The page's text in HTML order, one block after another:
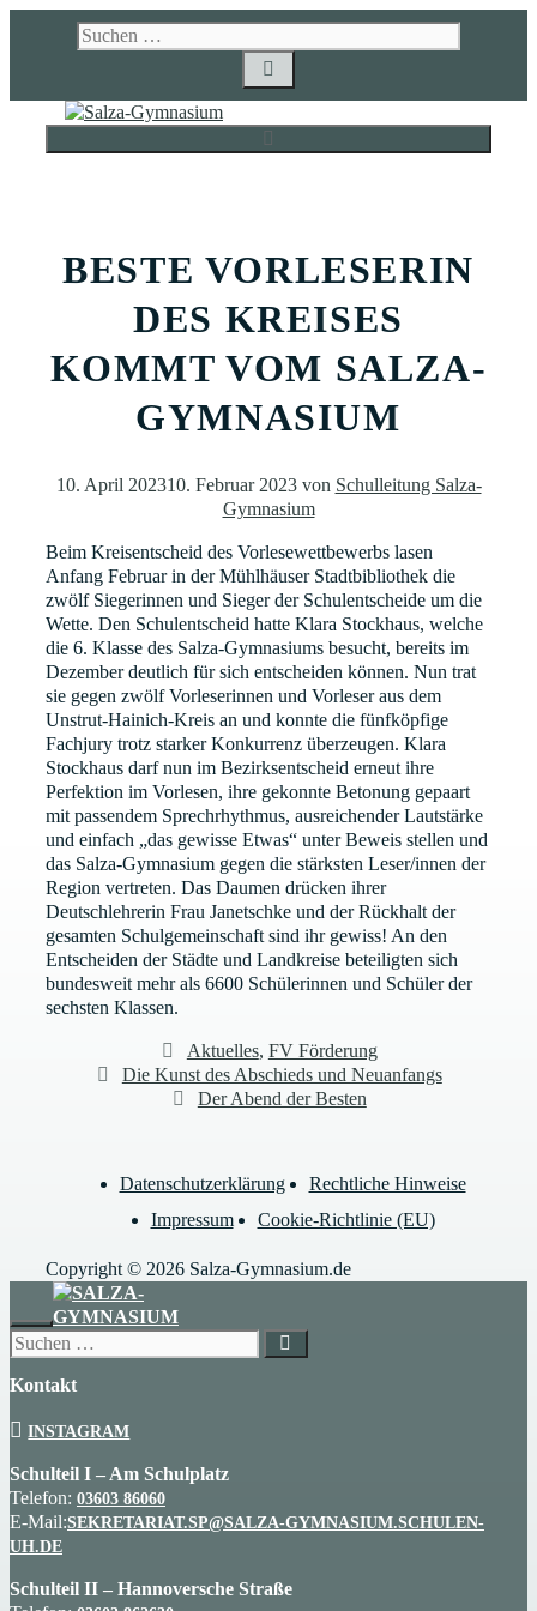
Suchen
nach:
BESTE VORLESERIN
DES KREISES
KOMMT VOM SALZA-
GYMNASIUM
10. April 202310. Februar 2023 von Schulleitung Salza-
Gymnasium
Beim Kreisentscheid des Vorlesewettbewerbs lasen
Anfang Februar in der Mühlhäuser Stadtbibliothek die
zwölf Siegerinnen und Sieger der Schulentscheide um die
Wette. Den Schulentscheid hatte Klara Stockhaus, welche
die 6. Klasse des Salza-Gymnasiums besucht, bereits im
Dezember deutlich für sich entscheiden können. Nun trat
sie gegen zwölf Vorleserinnen und Vorleser aus dem
Unstrut-Hainich-Kreis an und konnte die fünfköpfige
Fachjury trotz starker Konkurrenz überzeugen. Klara
Stockhaus darf nun im Bezirksentscheid erneut ihre
Perfektion im Vorlesen, ihre gekonnte Betonung gepaart
mit passendem Sprechrhythmus, ausreichender Lautstärke
und einfach „das gewisse Etwas“ unter Beweis stellen und
das Salza-Gymnasium gegen die stärksten Leser/innen der
Region vertreten. Das Daumen drücken ihrer
Deutschlehrerin Frau Janetschke und der Rückhalt der
gesamten Schulgemeinschaft sind ihr gewiss! An den
Entscheiden der Städte und Landkreise beteiligten sich
bundesweit mehr als 6600 Schülerinnen und Schüler der
sechsten Klassen.
Kategorien
Aktuelles, FV Förderung
Die Kunst des Abschieds und Neuanfangs
Der Abend der Besten
Datenschutzerklärung
Rechtliche Hinweise
Impressum
Cookie-Richtlinie (EU)
Copyright © 2026 Salza-Gymnasium.de
SCHLIESSEN
Suchen
nach:
Kontakt
INSTAGRAM
Schulteil I – Am Schulplatz
Telefon: 03603 86060
E-Mail:SEKRETARIAT.SP@SALZA-GYMNASIUM.SCHULEN-
UH.DE
Schulteil II – Hannoversche Straße